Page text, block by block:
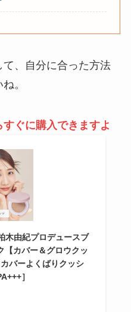
、自分に合った方法
。
ぐに購入できますよ
木由紀プロデュースブ
カバー＆グロウクッ
バーよくばりクッシ
］